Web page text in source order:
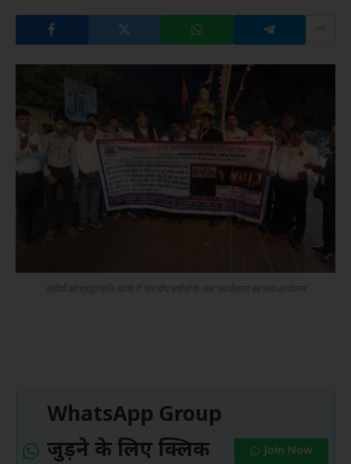
शहीदों को श्रद्धांजलि: कांके में 'एक दीप शहीदों के नाम' कार्यक्रम का भव्य आयोजन
WhatsApp Group
जुड़ने के लिए क्लिक
Join Now